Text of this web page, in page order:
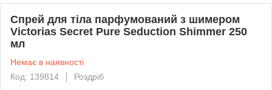
Спрей для тіла парфумований з шимером
Victorias Secret Pure Seduction Shimmer 250
мл
Немає в наявності
Код: 139814
Роздріб